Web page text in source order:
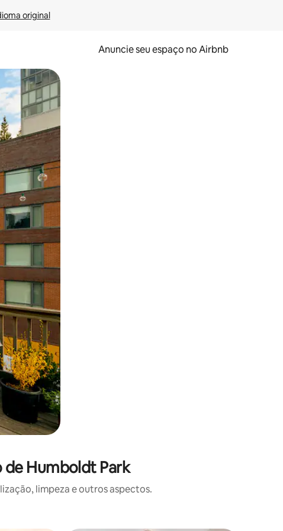
original
Anuncie seu espaço no Airbnb
e deslizando o dedo na tela.
Humboldt Park
limpeza e outros aspectos.